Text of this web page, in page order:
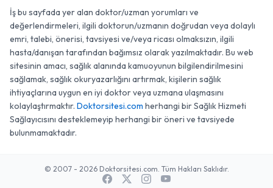
İş bu sayfada yer alan doktor/uzman yorumları ve
değerlendirmeleri, ilgili doktorun/uzmanın doğrudan veya dolaylı
emri, talebi, önerisi, tavsiyesi ve/veya ricası olmaksızın, ilgili
hasta/danışan tarafından bağımsız olarak yazılmaktadır. Bu web
sitesinin amacı, sağlık alanında kamuoyunun bilgilendirilmesini
sağlamak, sağlık okuryazarlığını artırmak, kişilerin sağlık
ihtiyaçlarına uygun en iyi doktor veya uzmana ulaşmasını
kolaylaştırmaktır. Doktorsitesi.com herhangi bir Sağlık Hizmeti
Sağlayıcısını desteklemeyip herhangi bir öneri ve tavsiyede
bulunmamaktadır.
© 2007 - 2026 Doktorsitesi.com. Tüm Hakları Saklıdır.